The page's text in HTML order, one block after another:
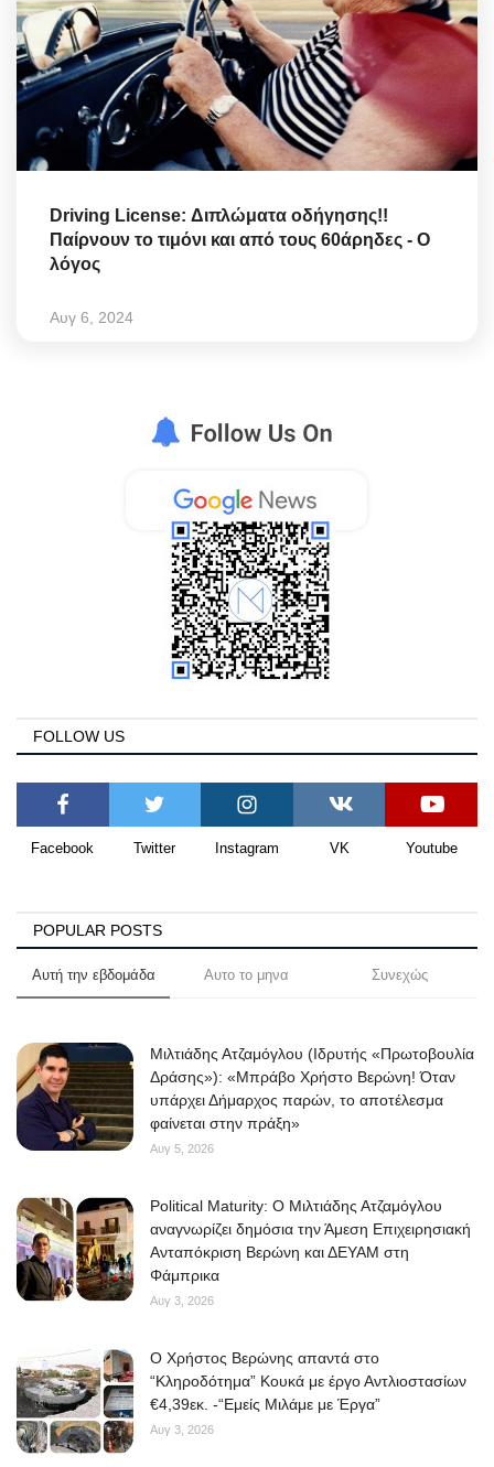
Driving License: Διπλώματα οδήγησης!!
Παίρνουν το τιμόνι και από τους 60άρηδες - Ο
λόγος
Αυγ 6, 2024
FOLLOW US
Facebook Twitter Instagram VK Youtube
POPULAR POSTS
Αυτή την εβδομάδα Αυτο το μηνα Συνεχώς
Μιλτιάδης Ατζαμόγλου (Ιδρυτής «Πρωτοβουλία
Δράσης»): «Μπράβο Χρήστο Βερώνη! Όταν
υπάρχει Δήμαρχος παρών, το αποτέλεσμα
φαίνεται στην πράξη»
Αυγ 5, 2026
Political Maturity: Ο Μιλτιάδης Ατζαμόγλου
αναγνωρίζει δημόσια την Άμεση Επιχειρησιακή
Ανταπόκριση Βερώνη και ΔΕΥΑΜ στη
Φάμπρικα
Αυγ 3, 2026
O Χρήστος Βερώνης απαντά στο
“Κληροδότημα” Κουκά με έργο Αντλιοστασίων
€4,39εκ. -“Εμείς Μιλάμε με Έργα”
Αυγ 3, 2026